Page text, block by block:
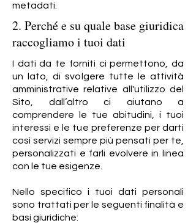
metadati.
I dati da te forniti ci permettono, da
un lato, di svolgere tutte le attività
amministrative relative all'utilizzo del
Sito, dall’altro ci aiutano a
comprendere le tue abitudini, i tuoi
interessi e le tue preferenze per darti
così servizi sempre più pensati per te,
personalizzati e farli evolvere in linea
con le tue esigenze.
Nello specifico i tuoi dati personali
sono trattati per le seguenti finalità e
basi giuridiche:
2. Perché e su quale base giuridica
raccogliamo i tuoi dati